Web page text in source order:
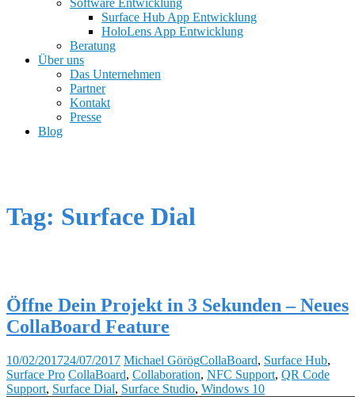
Software Entwicklung
Surface Hub App Entwicklung
HoloLens App Entwicklung
Beratung
Über uns
Das Unternehmen
Partner
Kontakt
Presse
Blog
Tag: Surface Dial
Öffne Dein Projekt in 3 Sekunden – Neues
CollaBoard Feature
10/02/201724/07/2017 Michael GörögCollaBoard, Surface Hub,
Surface Pro CollaBoard, Collaboration, NFC Support, QR Code
Support, Surface Dial, Surface Studio, Windows 10